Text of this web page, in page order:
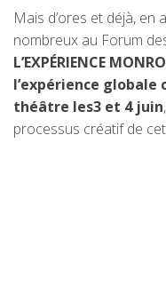
Mais d’ores et déjà,
nombreux au Forum
L’EXPÉRIENCE
l’expérience globale
théâtre les3 et 4 juin
processus créatif de